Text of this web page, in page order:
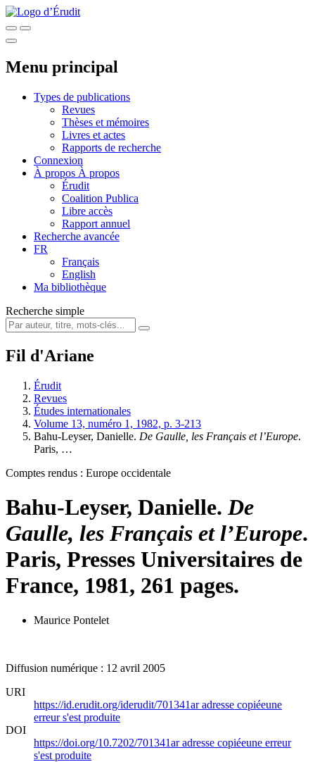
Menu principal
Types de publications
Revues
Thèses et mémoires
Livres et actes
Rapports de recherche
Connexion
À propos À propos
Érudit
Coalition Publica
Libre accès
Rapport annuel
Recherche avancée
FR
Français
English
Ma bibliothèque
Recherche simple
Fil d'Ariane
Érudit
Revues
Études internationales
Volume 13, numéro 1, 1982, p. 3-213
Bahu-Leyser, Danielle. De Gaulle, les Français et l’Europe.
Paris, …
Comptes rendus : Europe occidentale
Bahu-Leyser, Danielle. De
Gaulle, les Français et l’Europe.
Paris, Presses Universitaires de
France, 1981, 261 pages.
Maurice Pontelet
Diffusion numérique : 12 avril 2005
URI
https://id.erudit.org/iderudit/701341aradresse copiéeune
erreur s'est produite
DOI
https://doi.org/10.7202/701341aradresse copiéeune erreur
s'est produite